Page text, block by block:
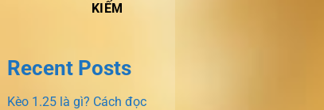
KIẾM
Recent Posts
Kèo 1.25 là gì? Cách đọc